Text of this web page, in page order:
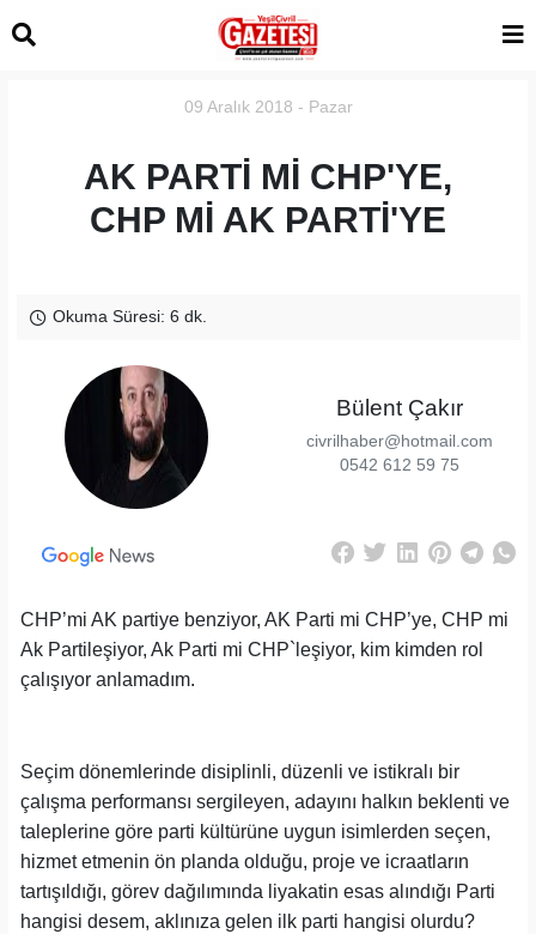
09 Aralık 2018 - Pazar
AK PARTİ Mİ CHP'YE,
CHP Mİ AK PARTİ'YE
Okuma Süresi: 6 dk.
Bülent Çakır
civrilhaber@hotmail.com
0542 612 59 75
CHP’mi AK partiye benziyor, AK Parti mi CHP’ye, CHP mi
Ak Partileşiyor, Ak Parti mi CHP`leşiyor, kim kimden rol
çalışıyor anlamadım.
Seçim dönemlerinde disiplinli, düzenli ve istikralı bir
çalışma performansı sergileyen, adayını halkın beklenti ve
taleplerine göre parti kültürüne uygun isimlerden seçen,
hizmet etmenin ön planda olduğu, proje ve icraatların
tartışıldığı, görev dağılımında liyakatin esas alındığı Parti
hangisi desem, aklınıza gelen ilk parti hangisi olurdu?